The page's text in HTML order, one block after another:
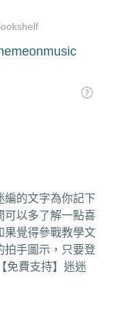
編的文字為你記下
可以多了解一點喜
果覺得參戰教學文
拍手圖示，只要登
免費支持】迷迷